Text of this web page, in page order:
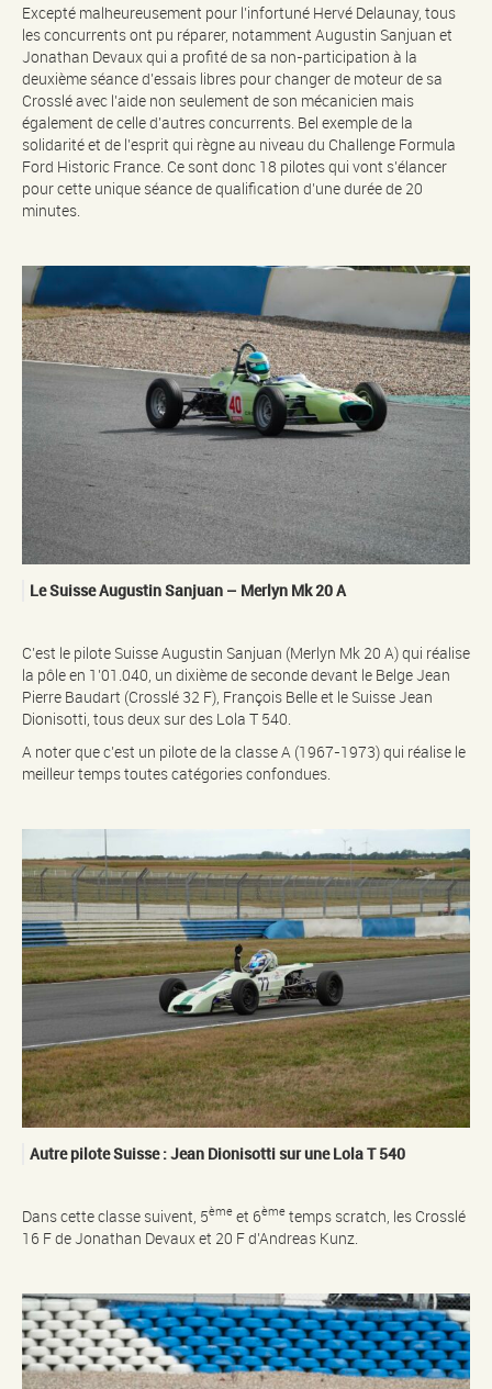
Excepté malheureusement pour l’infortuné Hervé Delaunay, tous
les concurrents ont pu réparer, notamment Augustin Sanjuan et
Jonathan Devaux qui a profité de sa non-participation à la
deuxième séance d’essais libres pour changer de moteur de sa
Crosslé avec l’aide non seulement de son mécanicien mais
également de celle d’autres concurrents. Bel exemple de la
solidarité et de l’esprit qui règne au niveau du Challenge Formula
Ford Historic France. Ce sont donc 18 pilotes qui vont s’élancer
pour cette unique séance de qualification d’une durée de 20
minutes.
Le Suisse Augustin Sanjuan – Merlyn Mk 20 A
C’est le pilote Suisse Augustin Sanjuan (Merlyn Mk 20 A) qui réalise
la pôle en 1’01.040, un dixième de seconde devant le Belge Jean
Pierre Baudart (Crosslé 32 F), François Belle et le Suisse Jean
Dionisotti, tous deux sur des Lola T 540.
A noter que c’est un pilote de la classe A (1967-1973) qui réalise le
meilleur temps toutes catégories confondues.
Autre pilote Suisse : Jean Dionisotti sur une Lola T 540
Dans cette classe suivent, 5ème et 6ème temps scratch, les Crosslé
16 F de Jonathan Devaux et 20 F d’Andreas Kunz.